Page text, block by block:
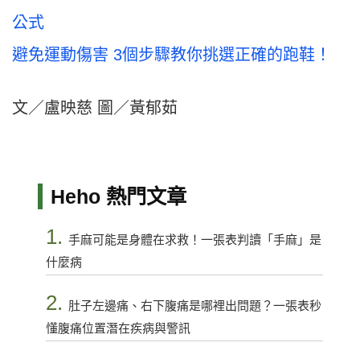
公式
避免運動傷害 3個步驟教你挑選正確的跑鞋！
文／盧映慈 圖／黃郁茹
Heho 熱門文章
1. 手麻可能是身體在求救！一張表判讀「手麻」是
什麼病
2. 肚子左邊痛、右下腹痛是哪裡出問題？一張表秒
懂腹痛位置潛在疾病與警訊